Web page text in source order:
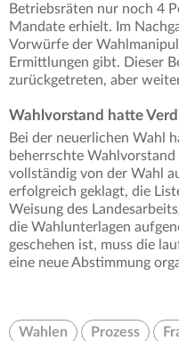
Betriebsräten nur noch 4
Mandate erhielt. Im
Vorwürfe der
Ermittlungen gibt. Dieser
zurückgetreten, aber
Wahlvorstand hatte
Bei der neuerlichen Wahl
beherrschte
vollständig von der Wahl
erfolgreich geklagt, die
Weisung des
die Wahlunterlagen
geschehen ist, muss die
eine neue Abstimmung
Wahlen Prozess